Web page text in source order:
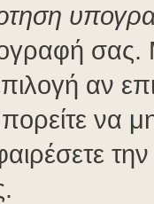
σας.
αν
να